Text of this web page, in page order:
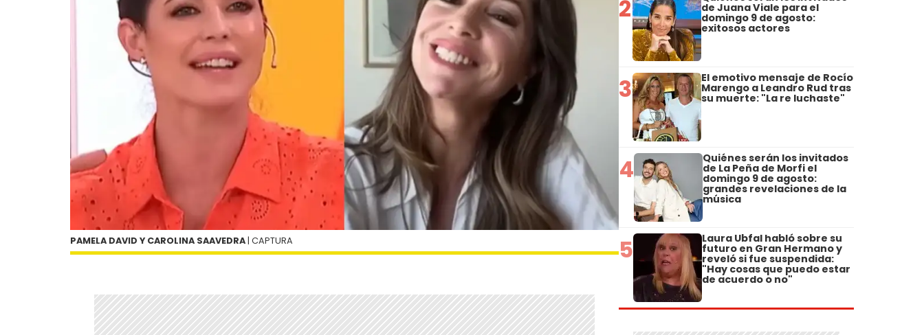
PAMELA DAVID Y CAROLINA SAAVEDRA | CAPTURA
2 de Juana Viale para el
domingo 9 de agosto:
exitosos actores
3 El emotivo mensaje de Rocío
Marengo a Leandro Rud tras
su muerte: "La re luchaste"
4 Quiénes serán los invitados
de La Peña de Morfi el
domingo 9 de agosto:
grandes revelaciones de la
música
5 Laura Ubfal habló sobre su
futuro en Gran Hermano y
reveló si fue suspendida:
"Hay cosas que puedo estar
de acuerdo o no"